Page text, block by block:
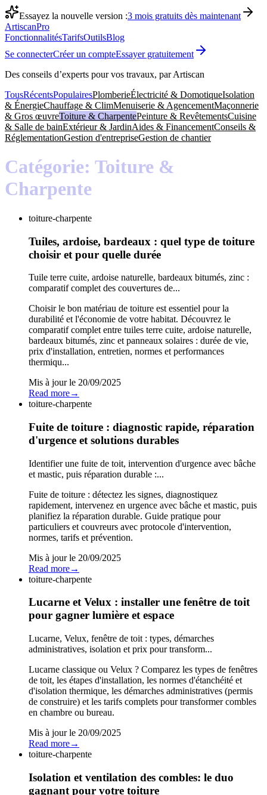
Essayez la nouvelle version :3 mois gratuits dès maintenant
ArtiscanPro
FonctionnalitésTarifsOutilsBlog
Se connecterCréer un compteEssayer gratuitement
Des conseils d’experts pour vos travaux, par Artiscan
TousRécentsPopulairesPlomberieÉlectricité & DomotiqueIsolation
& ÉnergieChauffage & ClimMenuiserie & AgencementMaçonnerie
& Gros œuvreToiture & CharpentePeinture & RevêtementsCuisine
& Salle de bainExtérieur & JardinAides & FinancementConseils &
RéglementationGestion d'entrepriseGestion de chantier
Catégorie: Toiture &
Charpente
toiture-charpente
Tuiles, ardoise, bardeaux : quel type de toiture
choisir et pour quelle durée
Tuile terre cuite, ardoise naturelle, bardeaux bitumés, zinc :
comparatif complet des couvertures de...
Choisir le bon matériau de toiture est essentiel pour la
durabilité et l'économie de votre habitat. Découvrez le
comparatif complet entre tuiles terre cuite, ardoise naturelle,
bardeaux bitumés, zinc et panneaux solaires : durée de vie,
prix d'installation, entretien, normes et performances
thermiqu...
Mis à jour le 20/09/2025
Read more→
toiture-charpente
Fuite de toiture : diagnostic rapide, réparation
d'urgence et solutions durables
Identifier une fuite de toit, intervention d'urgence avec bâche
et mastic, puis réparation durable :...
Fuite de toiture : détectez les signes, diagnostiquez
rapidement, intervenez en urgence avec bâche et mastic, puis
planifiez la réparation durable. Guide pratique pour
particuliers et couvreurs avec protocole d'intervention,
normes, tarifs et prévention.
Mis à jour le 20/09/2025
Read more→
toiture-charpente
Lucarne et Velux : installer une fenêtre de toit
pour gagner lumière et espace
Lucarne, Velux, fenêtre de toit : types, démarches
administratives, isolation et prix pour transform...
Lucarne classique ou Velux ? Comparez les types de fenêtres
de toit, les étapes d'installation, les normes d'étanchéité et
d'isolation thermique, les démarches administratives (permis
de construire) et les tarifs complets pour transformer combles
en chambre ou bureau.
Mis à jour le 20/09/2025
Read more→
toiture-charpente
Isolation et ventilation des combles: le duo
gagnant pour votre toiture